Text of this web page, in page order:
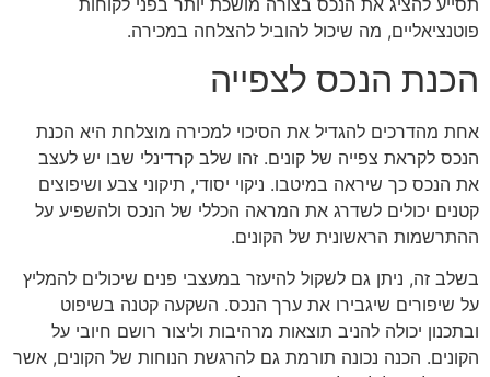
פוטנציאליים, מה שיכול להוביל להצלחה במכירה.
הכנת הנכס לצפייה
אחת מהדרכים להגדיל את הסיכוי למכירה מוצלחת היא הכנת
הנכס לקראת צפייה של קונים. זהו שלב קרדינלי שבו יש לעצב
את הנכס כך שיראה במיטבו. ניקוי יסודי, תיקוני צבע ושיפוצים
קטנים יכולים לשדרג את המראה הכללי של הנכס ולהשפיע על
ההתרשמות הראשונית של הקונים.
בשלב זה, ניתן גם לשקול להיעזר במעצבי פנים שיכולים להמליץ
על שיפורים שיגבירו את ערך הנכס. השקעה קטנה בשיפוט
ובתכנון יכולה להניב תוצאות מרהיבות וליצור רושם חיובי על
הקונים. הכנה נכונה תורמת גם להרגשת הנוחות של הקונים, אשר